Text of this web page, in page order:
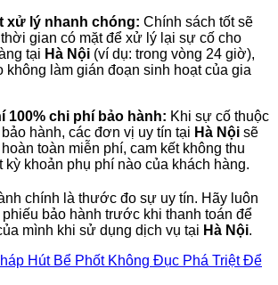
xử lý nhanh chóng: Chính sách tốt sẽ
gian có mặt để xử lý lại sự cố cho
tại Hà Nội (ví dụ: trong vòng 24 giờ),
không làm gián đoạn sinh hoạt của gia
100% chi phí bảo hành: Khi sự cố thuộc
hành, các đơn vị uy tín tại Hà Nội sẽ
toàn miễn phí, cam kết không thu
kỳ khoản phụ phí nào của khách hàng.
chính là thước đo sự uy tín. Hãy luôn
bảo hành trước khi thanh toán để
mình khi sử dụng dịch vụ tại Hà Nội.
Hút Bể Phốt Không Đục Phá Triệt Để